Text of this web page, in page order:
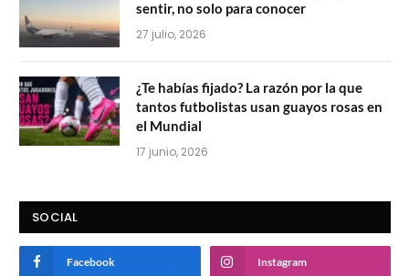
sentir, no solo para conocer
27 julio, 2026
¿Te habías fijado? La razón por la que
tantos futbolistas usan guayos rosas en
el Mundial
17 junio, 2026
SOCIAL
Facebook Instagram